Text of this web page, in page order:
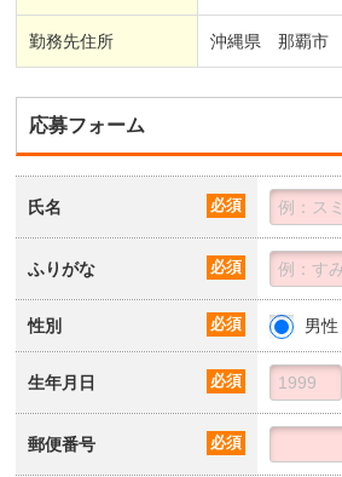
勤務先住所 沖縄県 那覇市
応募フォーム
氏名 必須
ふりがな 必須
性別 必須 男性
生年月日 必須
郵便番号 必須